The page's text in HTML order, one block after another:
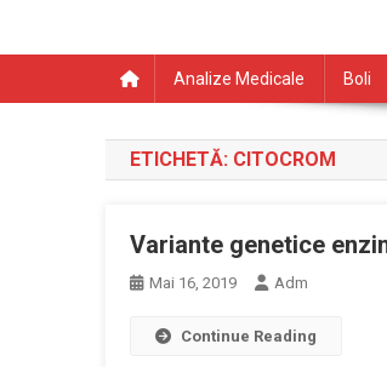
Analize Medicale Boli
ETICHETĂ: CITOCROM
Variante genetice
Mai 16, 2019 Adm
Continue Reading